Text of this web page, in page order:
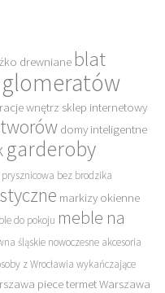
drewniane blat
wnętrz sklep internetowy
domy inteligentne
garderoby
bez brodzika
markizy okienne
do pokoju meble na
śląskie nowoczesne akcesoria
z Wrocławia wykańczające
piece termet Warszawa